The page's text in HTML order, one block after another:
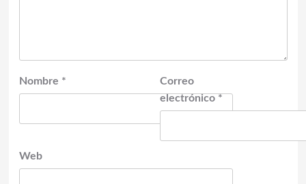
Nombre *
Correo
electrónico *
Web